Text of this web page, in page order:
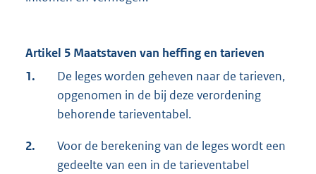
Artikel 5 Maatstaven van heffing en tarieven
1.
De leges worden geheven naar de tarieven,
opgenomen in de bij deze verordening
behorende tarieventabel.
2.
Voor de berekening van de leges wordt een
gedeelte van een in de tarieventabel